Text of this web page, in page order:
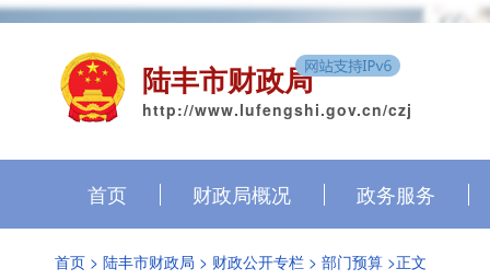
陆丰市财政局
http://www.lufengshi.gov.cn/czj
首页 财政局概况 政务服务
首页 > 陆丰市财政局 > 财政公开专栏 > 部门预算 >正文